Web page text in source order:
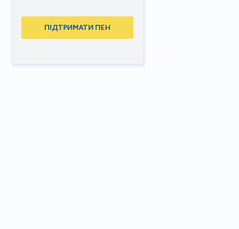
ПІДТРИМАТИ ПЕН